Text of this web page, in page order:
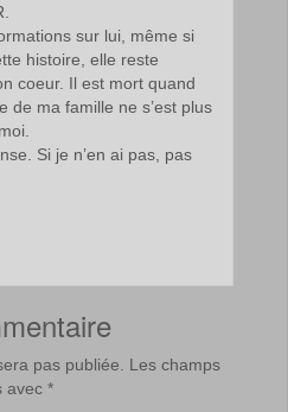
sur lui, même si
histoire, elle reste
coeur. Il est mort quand
de ma famille ne s’est plus
Si je n’en ai pas, pas
pas publiée.
Les champs
avec *